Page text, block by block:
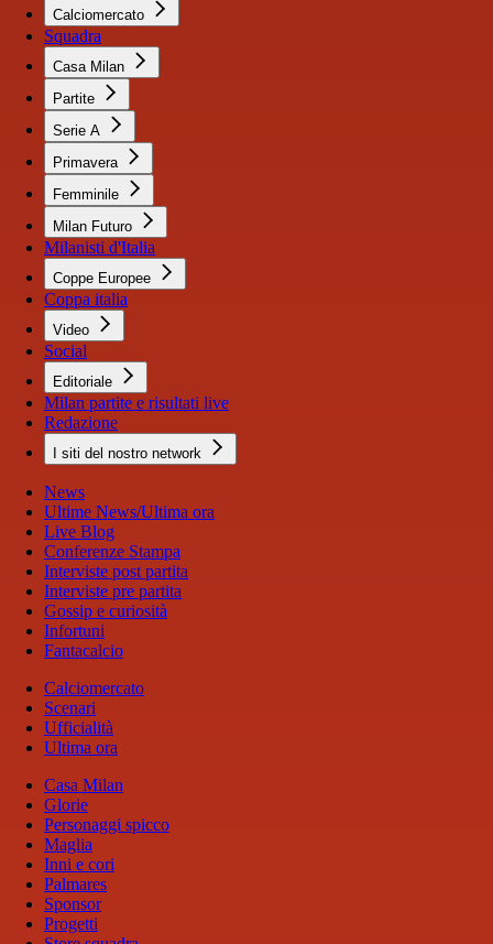
Calciomercato
Squadra
Casa Milan
Partite
Serie A
Primavera
Femminile
Milan Futuro
Milanisti d'Italia
Coppe Europee
Coppa italia
Video
Social
Editoriale
Milan partite e risultati live
Redazione
I siti del nostro network
News
Ultime News/Ultima ora
Live Blog
Conferenze Stampa
Interviste post partita
Interviste pre partita
Gossip e curiosità
Infortuni
Fantacalcio
Calciomercato
Scenari
Ufficialità
Ultima ora
Casa Milan
Glorie
Personaggi spicco
Maglia
Inni e cori
Palmares
Sponsor
Progetti